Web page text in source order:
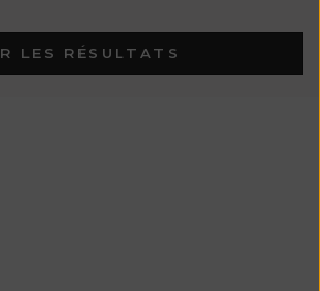
LES RÉSULTATS